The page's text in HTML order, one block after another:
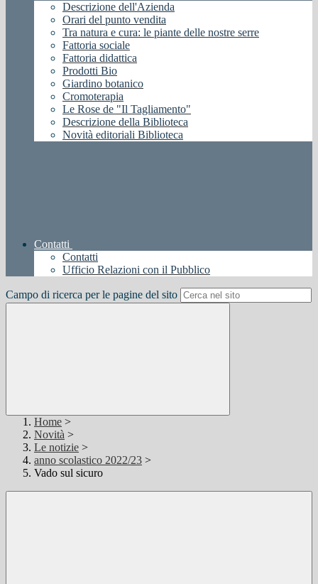
Descrizione dell'Azienda
Orari del punto vendita
Tra natura e cura: le piante delle nostre serre
Fattoria sociale
Fattoria didattica
Prodotti Bio
Giardino botanico
Cromoterapia
Le Rose de "Il Tagliamento"
Descrizione della Biblioteca
Novità editoriali Biblioteca
Contatti
Contatti
Ufficio Relazioni con il Pubblico
Campo di ricerca per le pagine del sito
Home >
Novità >
Le notizie >
anno scolastico 2022/23 >
Vado sul sicuro